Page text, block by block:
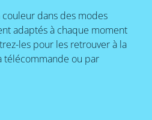
dans des modes
adaptés à chaque moment
les pour les retrouver à la
télécommande ou par